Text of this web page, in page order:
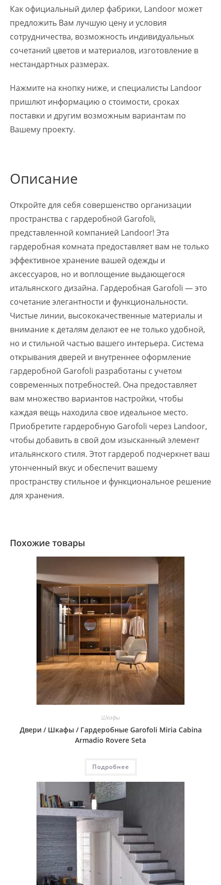
Как официальный дилер фабрики, Landoor может
предложить Вам лучшую цену и условия
сотрудничества, возможность индивидуальных
сочетаний цветов и материалов, изготовление в
нестандартных размерах.
Нажмите на кнопку ниже, и специалисты Landoor
пришлют информацию о стоимости, сроках
поставки и другим возможным вариантам по
Вашему проекту.
Описание
Откройте для себя совершенство организации
пространства с гардеробной Garofoli,
представленной компанией Landoor! Эта
гардеробная комната предоставляет вам не только
эффективное хранение вашей одежды и
аксессуаров, но и воплощение выдающегося
итальянского дизайна. Гардеробная Garofoli — это
сочетание элегантности и функциональности.
Чистые линии, высококачественные материалы и
внимание к деталям делают ее не только удобной,
но и стильной частью вашего интерьера. Система
открывания дверей и внутреннее оформление
гардеробной Garofoli разработаны с учетом
современных потребностей. Она предоставляет
вам множество вариантов настройки, чтобы
каждая вещь находила свое идеальное место.
Приобретите гардеробную Garofoli через Landoor,
чтобы добавить в свой дом изысканный элемент
итальянского стиля. Этот гардероб подчеркнет ваш
утонченный вкус и обеспечит вашему
пространству стильное и функциональное решение
для хранения.
Похожие товары
Шкафы
Двери / Шкафы / Гардеробные Garofoli Miria Cabina
Armadio Rovere Seta
Подробнее